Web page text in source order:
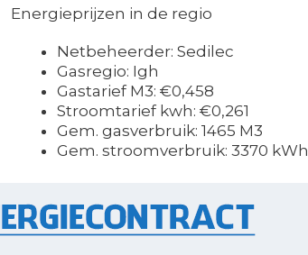
Energieprijzen in de regio
Netbeheerder: Sedilec
Gasregio: Igh
Gastarief M3: €0,458
Stroomtarief kwh: €0,261
Gem. gasverbruik: 1465 M3
Gem. stroomverbruik: 3370 kWh